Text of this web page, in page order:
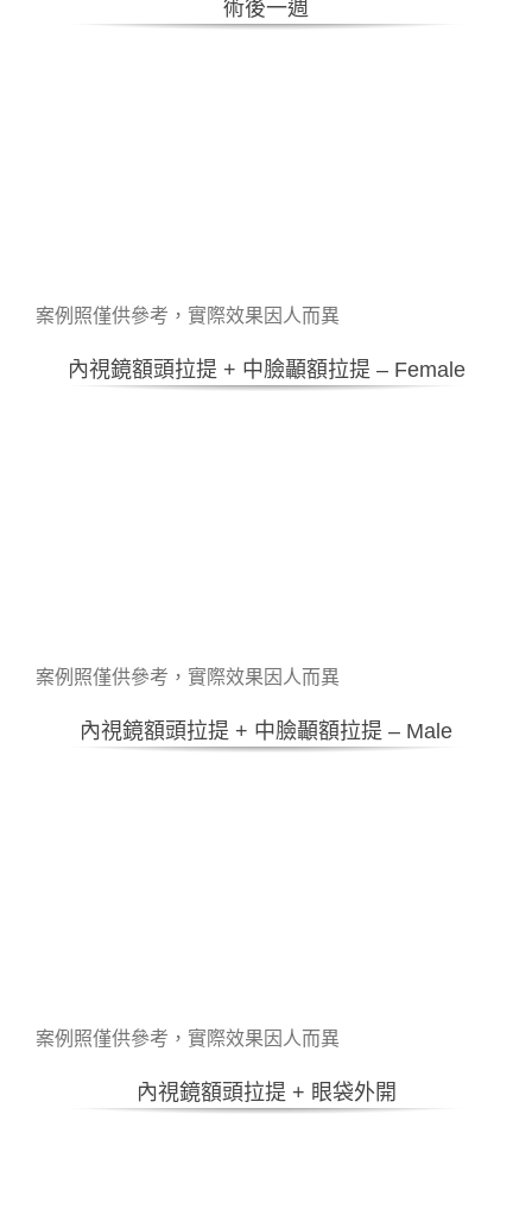
術後一週
案例照僅供參考，實際效果因人而異
內視鏡額頭拉提 + 中臉顳額拉提 – Female
案例照僅供參考，實際效果因人而異
內視鏡額頭拉提 + 中臉顳額拉提 – Male
案例照僅供參考，實際效果因人而異
內視鏡額頭拉提 + 眼袋外開